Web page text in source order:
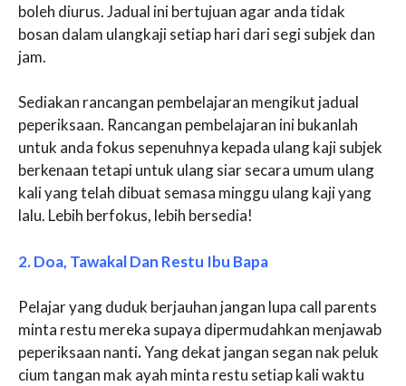
boleh diurus. Jadual ini bertujuan agar anda tidak
bosan dalam ulangkaji setiap hari dari segi subjek dan
jam.
Sediakan rancangan pembelajaran mengikut jadual
peperiksaan. Rancangan pembelajaran ini bukanlah
untuk anda fokus sepenuhnya kepada ulang kaji subjek
berkenaan tetapi untuk ulang siar secara umum ulang
kali yang telah dibuat semasa minggu ulang kaji yang
lalu. Lebih berfokus, lebih bersedia!
2. Doa, Tawakal Dan Restu Ibu Bapa
Pelajar yang duduk berjauhan jangan lupa call parents
minta restu mereka supaya dipermudahkan menjawab
peperiksaan nanti.Yang dekat jangan segan nak peluk
cium tangan mak ayah minta restu setiap kali waktu